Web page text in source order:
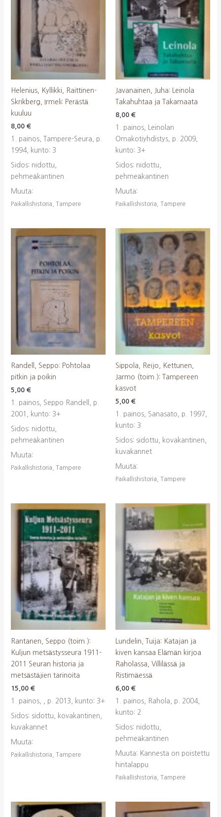
Helenius, Kyllikki, Raittinen-
Skrikberg, Irmeli: Perästä
kuuluu
8,00 €
1. painos, Tampere-Seura, p.
1994, kunto: 3
Sidos: nidottu,
pehmeäkantinen
Muuta:
Paikallishistoria, Tampere
Javanainen, Juha: Leinola
Takahuhtaa ja Takamaata
8,00 €
1. painos, Leinolan
Omakotiyhdistys, p. 2009,
kunto: 3+
Sidos: nidottu,
pehmeäkantinen
Muuta:
Paikallishistoria, Tampere
Randell, Seppo: Pohtolaa
pitkin ja poikin
5,00 €
1. painos, Seppo Randell, p.
2001, kunto: 3+
Sidos: nidottu,
pehmeäkantinen
Muuta:
Paikallishistoria, Tampere
Sippola, Reijo, Kettunen,
Jarmo (toim.): Tampereen
kasvot
5,00 €
1. painos, Sanasato, p. 1997,
kunto: 3
Sidos: sidottu, kovakantinen,
kuvakannet
Muuta:
Paikallishistoria, Tampere
Rantanen, Seppo (toim.):
Kuljun metsästysseura 1911-
2011 Seuran historia ja
metsästäjien tarinoita
15,00 €
1. painos, , p. 2013, kunto: 3+
Sidos: sidottu, kovakantinen,
kuvakannet
Muuta:
Paikallishistoria, Tampere
Lundelin, Tuija: Katajan ja
kiven kansaa Elämän kirjoa
Raholassa, Villilässä ja
Ristimäessä
6,00 €
1. painos, Rahola, p. 2004,
kunto: 2
Sidos: nidottu,
pehmeäkantinen
Muuta: Kannesta on poistettu
hintalappu
Paikallishistoria, Tampere